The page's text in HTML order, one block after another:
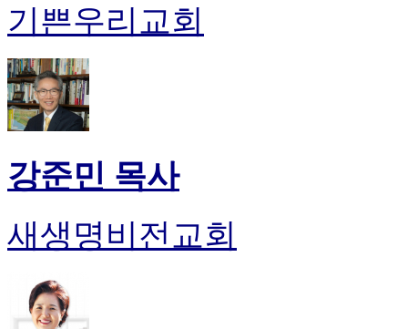
기쁜우리교회
강준민 목사
새생명비전교회